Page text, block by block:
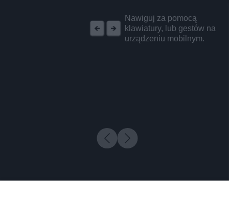
Nawiguj za pomocą
klawiatury, lub gestów na
urządzeniu mobilnym.